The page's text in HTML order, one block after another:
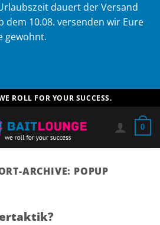
dauert der Versand
dem 10.08. versenden wir Eure
gewohnt.
ROLL FOR YOUR SUCCESS.
0
ARCHIVE: POPUP